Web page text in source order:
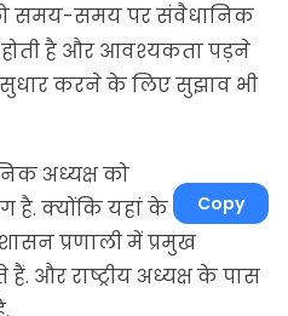
समय-समय पर संवैधानिक
होती है और आवश्यकता पड़ने
करने के लिए सुझाव भी
Copy
अध्यक्ष को
है. क्योंकि यहां के
प्रणाली में प्रमुख
हैं. और राष्ट्रीय अध्यक्ष के पास